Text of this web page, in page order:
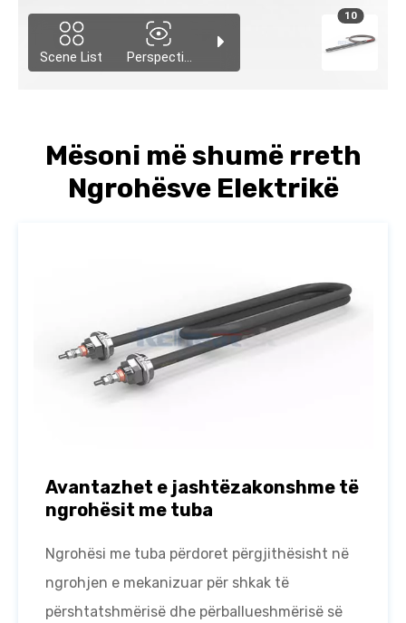
Mësoni më shumë rreth
Ngrohësve Elektrikë
Avantazhet e jashtëzakonshme të
ngrohësit me tuba
Ngrohësi me tuba përdoret përgjithësisht në
ngrohjen e mekanizuar për shkak të
përshtatshmërisë dhe përballueshmërisë së